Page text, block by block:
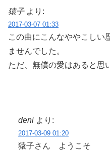
猿子 より:
2017-03-07 01:33
この曲にこんなややこしい
ませんでした。
ただ、無償の愛はあると思
deni より:
2017-03-09 01:20
猿子さん ようこそ